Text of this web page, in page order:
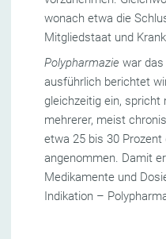
wonach etwa die
Mitgliedstaat und
Polypharmaziewar
ausführlich berichtet
gleichzeitig ein, spricht
mehrerer, meist
etwa 25 bis 30 Prozent
angenommen. Damit
Medikamente und
Indikation –